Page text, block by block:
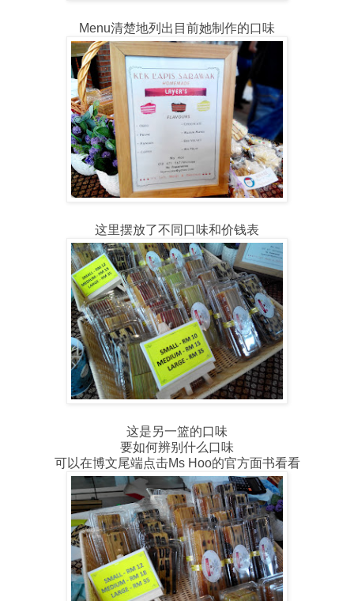
Menu清楚地列出目前她制作的口味
这里摆放了不同口味和价钱表
这是另一篮的口味
要如何辨别什么口味
可以在博文尾端点击Ms Hoo的官方面书看看